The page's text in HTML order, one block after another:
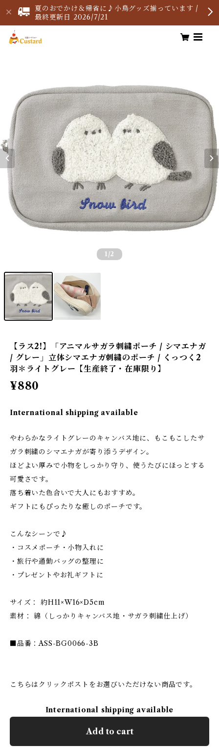
夏のおでかけ＆帰省に♪小鳥グッズ揃っています /
最終更新日 2026/7/21
1 /2
【ラス2!】「アニマルサガラ刺繍ポーチ / シマエナガ
/ グレー」立体シマエナガ刺繍のポーチ / くっつく2
羽＊ライトグレー【生産終了・在庫限り】
¥880
International shipping available
やわらかなライトグレーのキャンバス地に、もこもこしたサ
ガラ刺繍のシマエナガが寄り添うデザイン。
ほどよい厚みで小物をしっかり守り、使うたびにほっとする
可愛さです。
落ち着いた色合いで大人にもおすすめ。
ギフトにもぴったりな癒しのポーチです。
こんなシーンで♪
・コスメポーチ・小物入れに
・旅行や通勤バッグの整理に
・プレゼントやお礼ギフトに
サイズ： 約H11×W16×D5cm
素材： 綿（しっかりキャンバス地・サガラ刺繍仕上げ）
■品番：ASS-BG0066-3B
こちらはクリックポストをお選びいただけない商品です。
International shipping available
Add to cart